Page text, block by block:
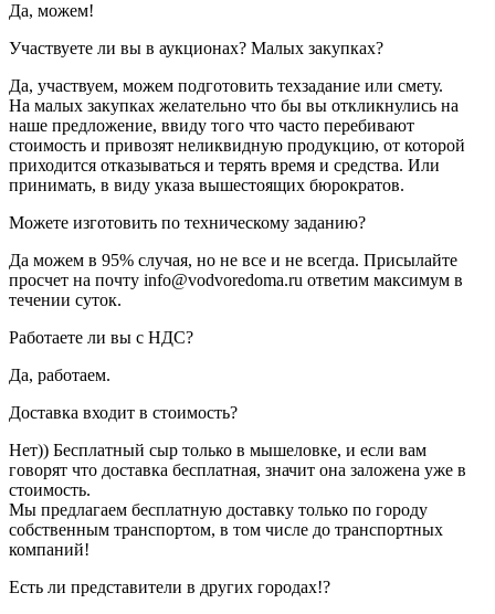
Да, можем!
Участвуете ли вы в аукционах? Малых закупках?
Да, участвуем, можем подготовить техзадание или смету.
На малых закупках желательно что бы вы откликнулись на
наше предложение, ввиду того что часто перебивают
стоимость и привозят неликвидную продукцию, от которой
приходится отказываться и терять время и средства. Или
принимать, в виду указа вышестоящих бюрократов.
Можете изготовить по техническому заданию?
Да можем в 95% случая, но не все и не всегда. Присылайте
просчет на почту info@vodvoredoma.ru ответим максимум в
течении суток.
Работаете ли вы с НДС?
Да, работаем.
Доставка входит в стоимость?
Нет)) Бесплатный сыр только в мышеловке, и если вам
говорят что доставка бесплатная, значит она заложена уже в
стоимость.
Мы предлагаем бесплатную доставку только по городу
собственным транспортом, в том числе до транспортных
компаний!
Есть ли представители в других городах!?